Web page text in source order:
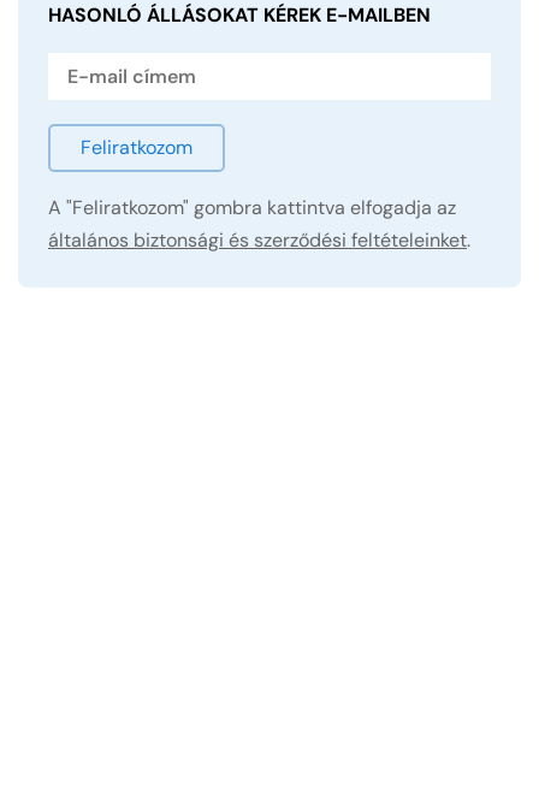
HASONLÓ ÁLLÁSOKAT KÉREK E-MAILBEN
Feliratkozom
A "Feliratkozom" gombra kattintva elfogadja az
általános biztonsági és szerződési feltételeinket.